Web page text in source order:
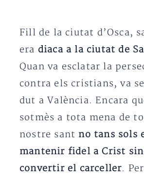
Fill de la ciutat d’Osca,
era diaca a la ciutat de
Quan va esclatar la
contra els cristians, va
dut a València. Encara
sotmès a tota mena de
nostre sant no tans sols
mantenir fidel a Crist
convertir el carceller.